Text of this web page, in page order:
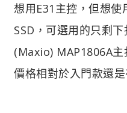
想用E31主控，但想
SSD，可選用的只剩
(Maxio) MAP1806A
價格相對於入門款還是